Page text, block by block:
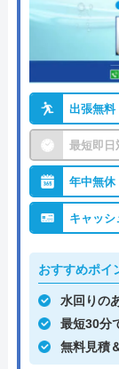
出張無料
最短即日
年中無休
キャッシ
おすすめポイ
水回りの
最短30分
無料見積